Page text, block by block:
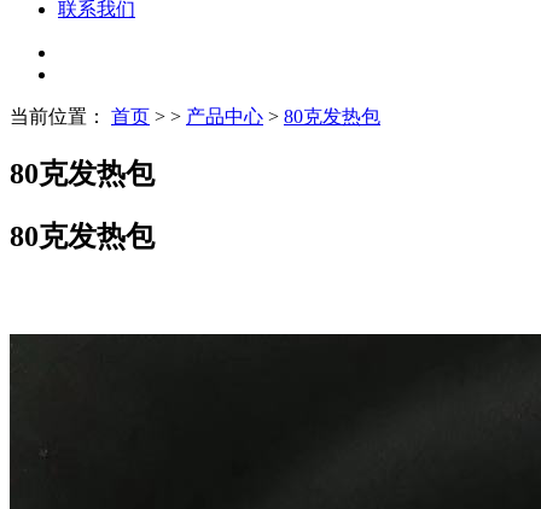
联系我们
当前位置： 首页 > > 产品中心 > 80克发热包
80克发热包
80克发热包